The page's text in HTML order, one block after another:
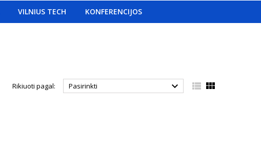
VILNIUS TECH KONFERENCIJOS
Rikiuoti pagal: Pasirinkti   